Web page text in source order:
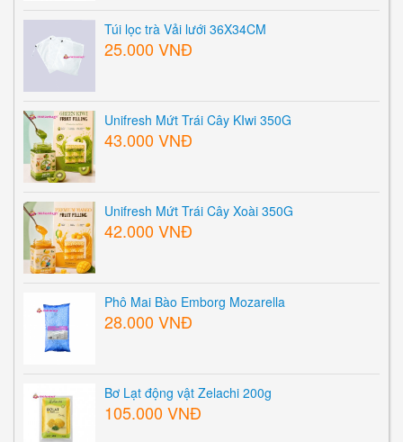
Túi lọc trà Vải lưới 36X34CM
25.000 VNĐ
Unifresh Mứt Trái Cây KIwi 350G
43.000 VNĐ
Unifresh Mứt Trái Cây Xoài 350G
42.000 VNĐ
Phô Mai Bào Emborg Mozarella
28.000 VNĐ
Bơ Lạt động vật Zelachi 200g
105.000 VNĐ